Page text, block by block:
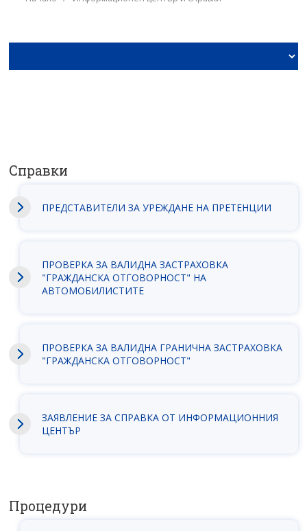
Справки
ПРЕДСТАВИТЕЛИ ЗА УРЕЖДАНЕ НА ПРЕТЕНЦИИ
ПРОВЕРКА ЗА ВАЛИДНА ЗАСТРАХОВКА
"ГРАЖДАНСКА ОТГОВОРНОСТ" НА
АВТОМОБИЛИСТИТЕ
ПРОВЕРКА ЗА ВАЛИДНА ГРАНИЧНА ЗАСТРАХОВКА
"ГРАЖДАНСКА ОТГОВОРНОСТ"
ЗАЯВЛEНИЕ ЗА СПРАВКА ОТ ИНФОРМАЦИОННИЯ
ЦЕНТЪР
Процедури